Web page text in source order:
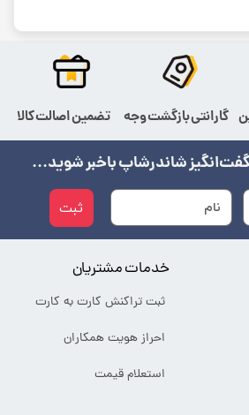
ثبت
شاندرشاپ باخبر شوید...
خدمات مشتریان
ثبت تراکنش کارت به کارت
احراز هویت همکاران
استعلام قیمت
گارانتی بازگشت وجه تضمین اصالت کالا